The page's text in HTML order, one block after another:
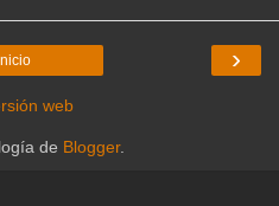
›
Inicio
web
de Blogger.